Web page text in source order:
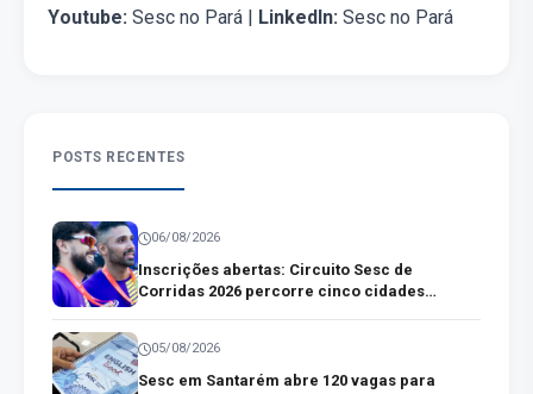
Youtube: Sesc no Pará | LinkedIn: Sesc no Pará
POSTS RECENTES
06/08/2026
Inscrições abertas: Circuito Sesc de
Corridas 2026 percorre cinco cidades
05/08/2026
Sesc em Santarém abre 120 vagas para